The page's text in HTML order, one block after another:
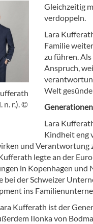
n. r.). ©
Gleichzeitig
verdoppeln.
Lara
Familie
zu führen.
Anspruch,
Welt
Lara
Kindheit eng
und Verantwortung
legte an der
in Kopenhagen
bei der Schweizer
ins
Kufferath ist der
Ilonka von